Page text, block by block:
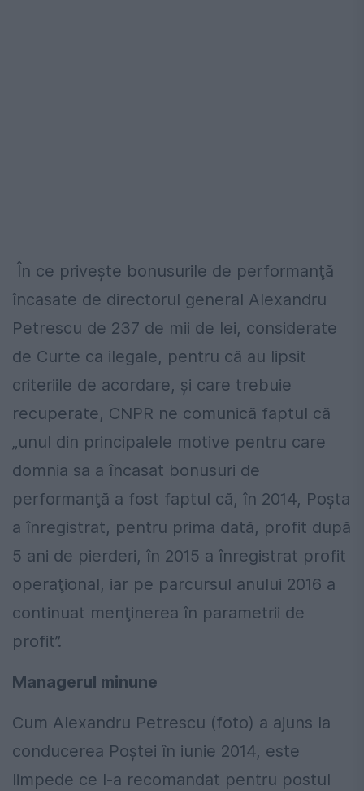
În ce priveşte bonusurile de performanţă
încasate de directorul general Alexandru
Petrescu de 237 de mii de lei, considerate
de Curte ca ilegale, pentru că au lipsit
criteriile de acordare, şi care trebuie
recuperate, CNPR ne comunică faptul că
„unul din principalele motive pentru care
domnia sa a încasat bonusuri de
performanţă a fost faptul că, în 2014, Poşta
a înregistrat, pentru prima dată, profit după
5 ani de pierderi, în 2015 a înregistrat profit
operaţional, iar pe parcursul anului 2016 a
continuat menţinerea în parametrii de
profit”.
Managerul minune
Cum Alexandru Petrescu (foto) a ajuns la
conducerea Poştei în iunie 2014, este
limpede ce l-a recomandat pentru postul